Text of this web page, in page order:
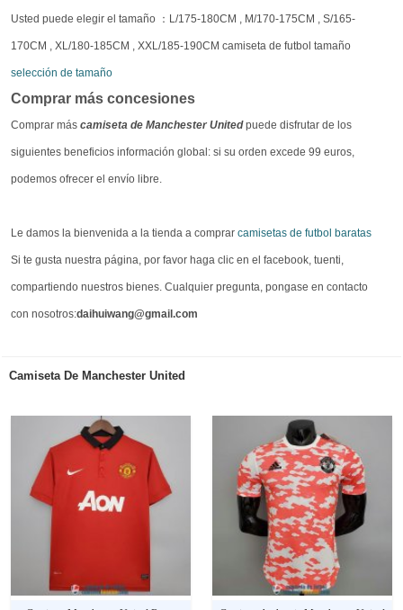
Usted puede elegir el tamaño ：L/175-180CM , M/170-175CM , S/165-
170CM , XL/180-185CM , XXL/185-190CM camiseta de futbol tamaño
selección de tamaño
Comprar más concesiones
Comprar más camiseta de Manchester Unitedpuede disfrutar de los
siguientes beneficios información global: si su orden excede 99 euros,
podemos ofrecer el envío libre.
Le damos la bienvenida a la tienda a comprar camisetas de futbol baratas
Si te gusta nuestra página, por favor haga clic en el facebook, tuenti,
compartiendo nuestros bienes. Cualquier pregunta, pongase en contacto
con nosotros:daihuiwang@gmail.com
Camiseta De Manchester United